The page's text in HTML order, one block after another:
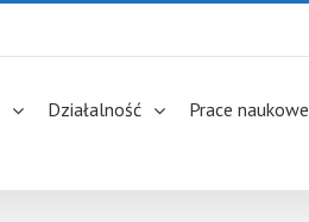
Działalność Prace naukowe